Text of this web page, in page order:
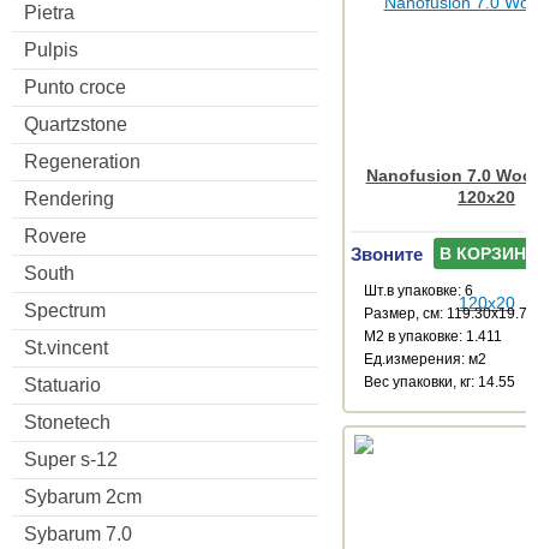
Pietra
Pulpis
Punto croce
Quartzstone
Regeneration
Rendering
Rovere
South
Spectrum
St.vincent
Statuario
Stonetech
Super s-12
Sybarum 2cm
Sybarum 7.0
Nanofusion 7.0
120x20
Звоните В КОРЗИНУ
Шт.в упаковке: 6
Размер, см: 119.30x19.71
М2 в упаковке: 1.411
Ед.измерения: м2
Веc упаковки, кг: 14.55